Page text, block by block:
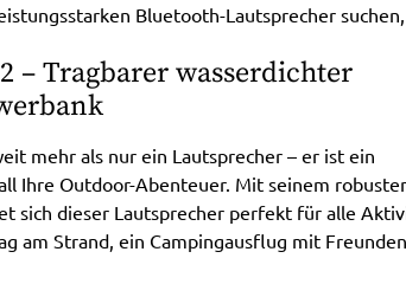
Bluetooth-Lautsprecher
– Tragbarer wasserdichter
mehr als nur ein Lautsprecher – er ist ein
Ihre Outdoor-Abenteuer. Mit seinem
sich dieser Lautsprecher perfekt für alle
am Strand, ein Campingausflug mit